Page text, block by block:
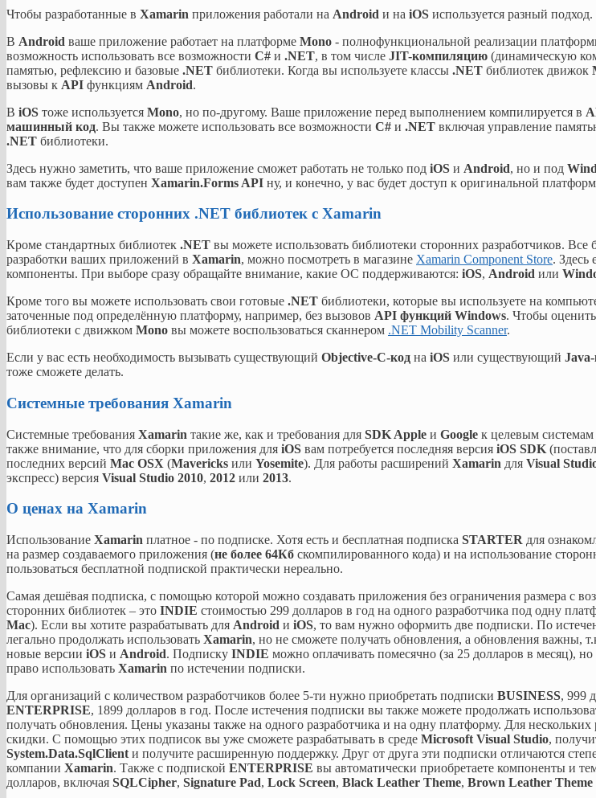
Чтобы разработанные в Xamarin приложения работали на Android и на iOS используется разный подход.
В Android ваше приложение работает на платформе Mono - полнофункциональной реализации
возможность использовать все возможности C# и .NET, в том числе JIT-компиляцию (динамическую
памятью, рефлексию и базовые .NET библиотеки. Когда вы используете классы .NET библиотек движок
вызовы к API функциям Android.
В iOS тоже используется Mono, но по-другому. Ваше приложение перед выполнением компилируется в
машинный код. Вы также можете использовать все возможности C# и .NET включая управление
.NET библиотеки.
Здесь нужно заметить, что ваше приложение сможет работать не только под iOS и Android, но и под
вам также будет доступен Xamarin.Forms API ну, и конечно, у вас будет доступ к оригинальной
Использование сторонних .NET библиотек с Xamarin
Кроме стандартных библиотек .NET вы можете использовать библиотеки сторонних разработчиков. Все
разработки ваших приложений в Xamarin, можно посмотреть в магазине Xamarin Component Store. Здесь
компоненты. При выборе сразу обращайте внимание, какие ОС поддерживаются: iOS, Android или
Кроме того вы можете использовать свои готовые .NET библиотеки, которые вы используете на
заточенные под определённую платформу, например, без вызовов API функций Windows. Чтобы
библиотеки с движком Mono вы можете воспользоваться сканнером .NET Mobility Scanner.
Если у вас есть необходимость вызывать существующий Objective-C-код на iOS или существующий
тоже сможете делать.
Системные требования Xamarin
Системные требования Xamarin такие же, как и требования для SDK Apple и Google к целевым системам
также внимание, что для сборки приложения для iOS вам потребуется последняя версия iOS SDK
последних версий Mac OSX (Mavericks или Yosemite). Для работы расширений Xamarin для Visual
экспресс) версия Visual Studio 2010, 2012 или 2013.
О ценах на Xamarin
Использование Xamarin платное - по подписке. Хотя есть и бесплатная подписка STARTER для
на размер создаваемого приложения (не более 64Кб скомпилированного кода) и на использование
пользоваться бесплатной подпиской практически нереально.
Самая дешёвая подписка, с помощью которой можно создавать приложения без ограничения размера с
сторонних библиотек – это INDIE стоимостью 299 долларов в год на одного разработчика под одну
Mac). Если вы хотите разрабатывать для Android и iOS, то вам нужно оформить две подписки. По
легально продолжать использовать Xamarin, но не сможете получать обновления, а обновления важны,
новые версии iOS и Android. Подписку INDIE можно оплачивать помесячно (за 25 долларов в месяц),
право использовать Xamarin по истечении подписки.
Для организаций с количеством разработчиков более 5-ти нужно приобретать подписки BUSINESS, 999
ENTERPRISE, 1899 долларов в год. После истечения подписки вы также можете продолжать
получать обновления. Цены указаны также на одного разработчика и на одну платформу. Для нескольких
скидки. С помощью этих подписок вы уже сможете разрабатывать в среде Microsoft Visual Studio,
System.Data.SqlClient и получите расширенную поддержку. Друг от друга эти подписки отличаются
компании Xamarin. Также с подпиской ENTERPRISE вы автоматически приобретаете компоненты и
долларов, включая SQLCipher, Signature Pad, Lock Screen, Black Leather Theme, Brown Leather Theme